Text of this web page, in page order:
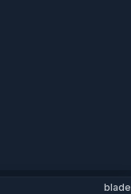
blade